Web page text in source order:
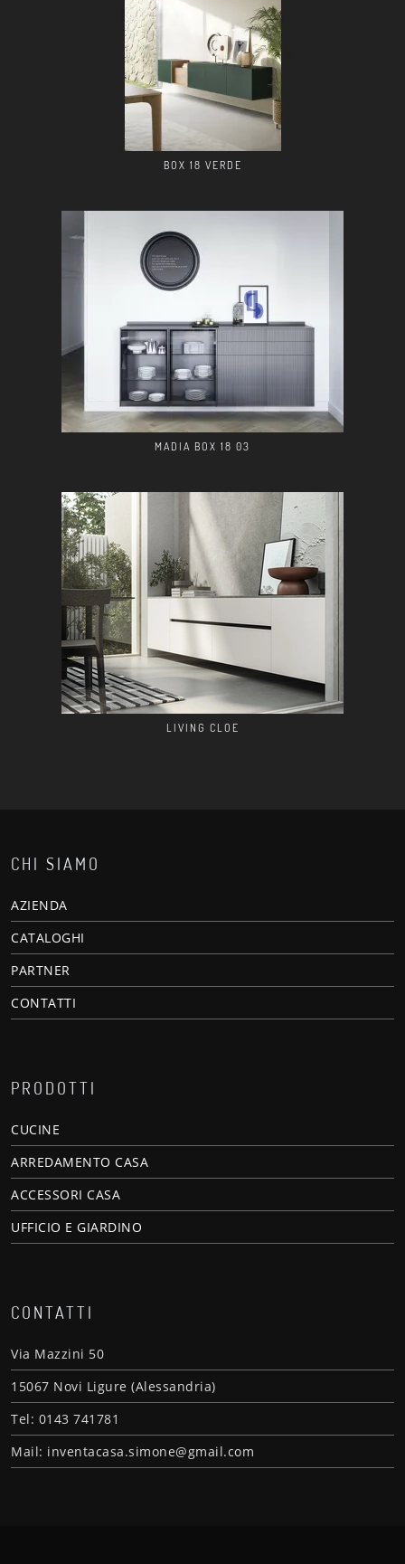
BOX 18 VERDE
MADIA BOX 18 03
LIVING CLOE
CHI SIAMO
AZIENDA
CATALOGHI
PARTNER
CONTATTI
PRODOTTI
CUCINE
ARREDAMENTO CASA
ACCESSORI CASA
UFFICIO E GIARDINO
CONTATTI
Via Mazzini 50
15067 Novi Ligure (Alessandria)
Tel: 0143 741781
Mail: inventacasa.simone@gmail.com